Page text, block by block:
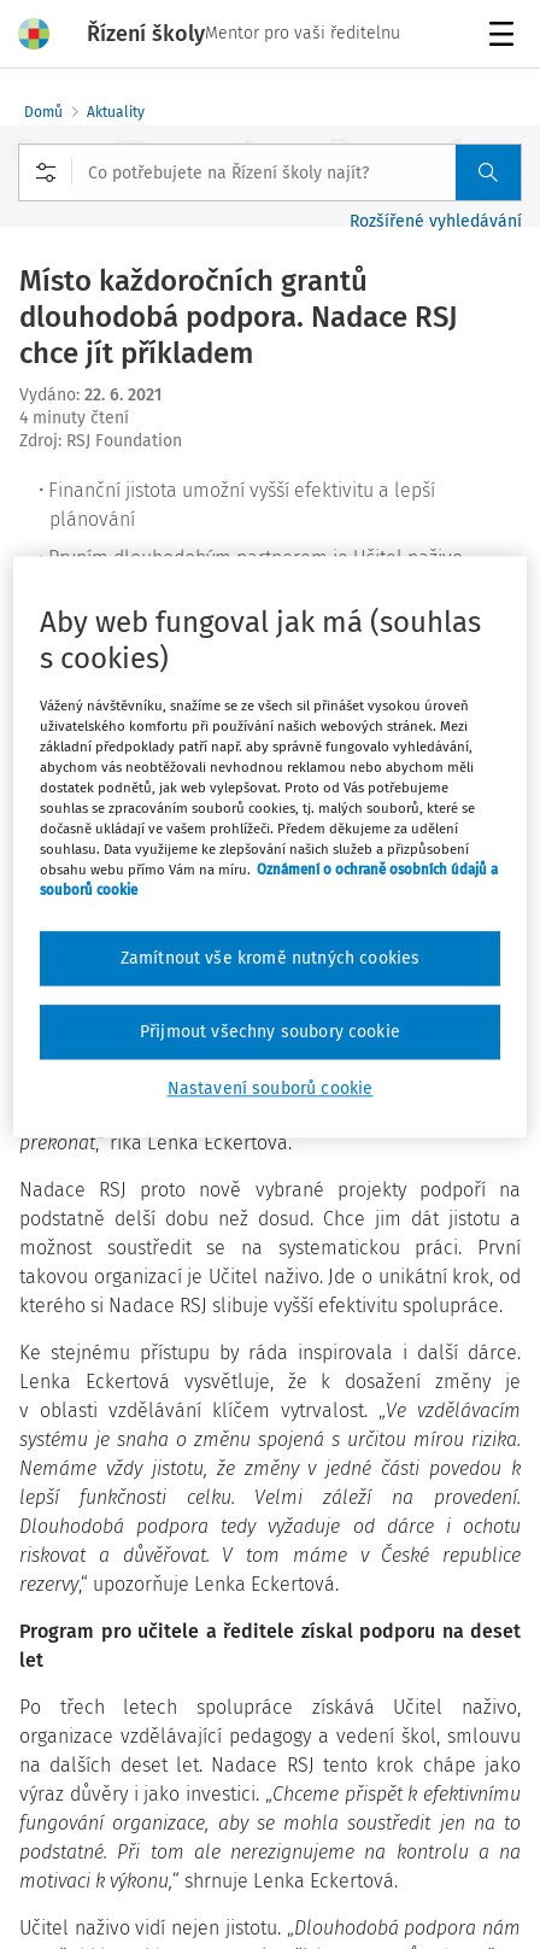
Řízení školyMentor pro vaši ředitelnu
Domů Aktuality
Rozšířené vyhledávání
Místo každoročních grantů
dlouhodobá podpora. Nadace RSJ
chce jít příkladem
Vydáno: 22. 6. 2021
4 minuty čtení
Zdroj: RSJ Foundation
Finanční jistota umožní vyšší efektivitu a lepší
plánování
Prvním dlouhodobým partnerem je Učitel naživo –
let
Během sedmi let existence Nadace RSJ rozdělila již sto
Výjimečnou důvěru dáváNadace RSJ organizaci Učitel
naživo. Dohodli se na desetileté smlouvě, v českém
vzdělávacím systému závazku spíše nezvyklém.
Dlouhodobé partnerství má řadu výhod a Nadace RSJ v
ní chce jít příkladem.
vzdělávání v České republice. „Pokud ale chceme
dosáhnout společenské změny, potřebujeme dostatek času
,“ vysvětluje Lenka Eckertová, ředitelka
Nadace RSJ. Dodává, že roli sehrála i covidová krize.
Zejména malým neziskovkám docházely finanční i lidské
překonat,“ říká Lenka Eckertová.
Nadace RSJ proto nově vybrané projekty podpoří na
podstatně delší dobu než dosud. Chce jim dát jistotu a
možnost soustředit se na systematickou práci. První
takovou organizací je Učitel naživo. Jde o unikátní krok, od
kterého si Nadace RSJ slibuje vyšší efektivitu spolupráce.
Ke stejnému přístupu by ráda inspirovala i další dárce.
Lenka Eckertová vysvětluje, že k dosažení změny je
v oblasti vzdělávání klíčem vytrvalost. „Ve vzdělávacím
systému je snaha o změnu spojená s určitou mírou rizika.
Nemáme vždy jistotu, že změny v jedné části povedou k
lepší funkčnosti celku. Velmi záleží na provedení.
Dlouhodobá podpora tedy vyžaduje od dárce i ochotu
riskovat a důvěřovat. V tom máme v České republice
rezervy,“ upozorňuje Lenka Eckertová.
Program pro učitele a ředitele získal podporu na deset
let
Po třech letech spolupráce získává Učitel naživo,
organizace vzdělávající pedagogy a vedení škol, smlouvu
na dalších deset let. Nadace RSJ tento krok chápe jako
výraz důvěry i jako investici. „Chceme přispět k efektivnímu
fungování organizace, aby se mohla soustředit jen na to
podstatné. Při tom ale nerezignujeme na kontrolu a na
motivaci k výkonu,“ shrnuje Lenka Eckertová.
Učitel naživo vidí nejen jistotu. „Dlouhodobá podpora nám
Aby web fungoval jak má (souhlas
s cookies)
Vážený návštěvníku, snažíme se ze všech sil přinášet vysokou úroveň
uživatelského komfortu při používání našich webových stránek. Mezi
základní předpoklady patří např. aby správně fungovalo vyhledávání,
abychom vás neobtěžovali nevhodnou reklamou nebo abychom měli
dostatek podnětů, jak web vylepšovat. Proto od Vás potřebujeme
souhlas se zpracováním souborů cookies, tj. malých souborů, které se
dočasně ukládají ve vašem prohlížeči. Předem děkujeme za udělení
souhlasu. Data využijeme ke zlepšování našich služeb a přizpůsobení
obsahu webu přímo Vám na míru. Oznámení o ochraně osobních údajů a
souborů cookie
Nastavení souborů cookie
Zamítnout vše kromě nutných cookies
Přijmout všechny soubory cookie